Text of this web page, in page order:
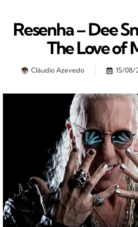
Resenha – Dee
The Love of
Cláudio Azevedo 15/08/